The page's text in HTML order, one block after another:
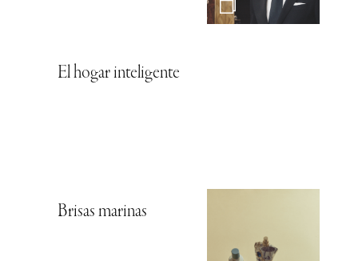
El hogar inteligente
Brisas marinas